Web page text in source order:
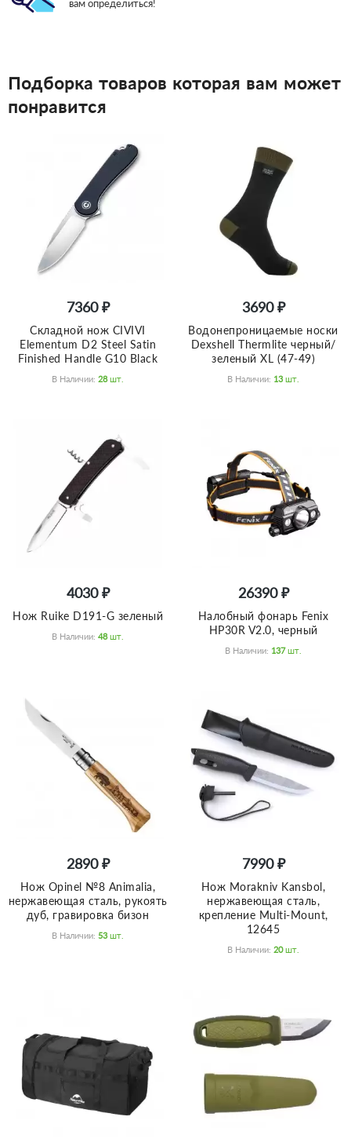
вам определиться!
Подборка товаров которая вам может
понравится
7360 ₽
Складной нож CIVIVI
Elementum D2 Steel Satin
Finished Handle G10 Black
В Наличии: 28 Шт.
3690 ₽
Водонепроницаемые носки
Dexshell Thermlite черный/
зеленый XL (47-49)
В Наличии: 13 Шт.
4030 ₽
Нож Ruike D191-G зеленый
В Наличии: 48 Шт.
26390 ₽
Налобный фонарь Fenix
HP30R V2.0, черный
В Наличии: 137 Шт.
2890 ₽
Нож Opinel №8 Animalia,
нержавеющая сталь, рукоять
дуб, гравировка бизон
В Наличии: 53 Шт.
7990 ₽
Нож Morakniv Kansbol,
нержавеющая сталь,
крепление Multi-Mount,
12645
В Наличии: 20 Шт.